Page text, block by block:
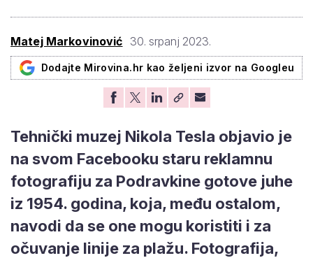
Matej Markovinović 30. srpanj 2023.
Dodajte Mirovina.hr kao željeni izvor na Googleu
Tehnički muzej Nikola Tesla objavio je
na svom Facebooku staru reklamnu
fotografiju za Podravkine gotove juhe
iz 1954. godina, koja, među ostalom,
navodi da se one mogu koristiti i za
očuvanje linije za plažu. Fotografija,